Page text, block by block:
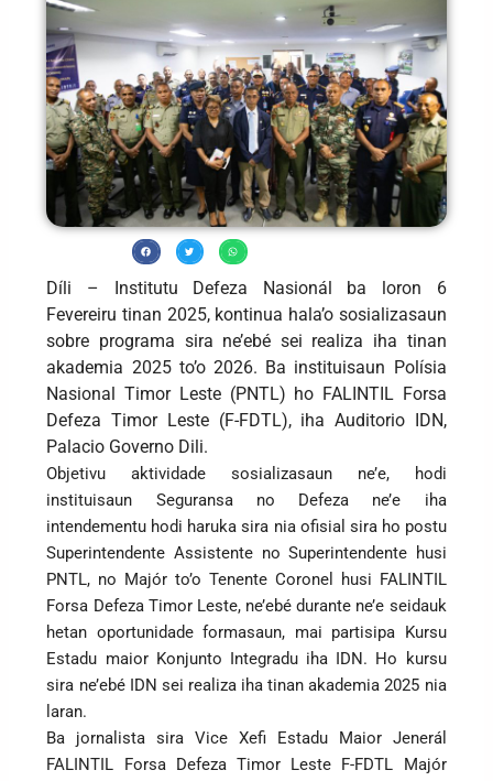
Díli – Institutu Defeza Nasionál ba loron 6
Fevereiru tinan 2025, kontinua hala’o sosializasaun
sobre programa sira ne’ebé sei realiza iha tinan
akademia 2025 to’o 2026. Ba instituisaun Polísia
Nasional Timor Leste (PNTL) ho FALINTIL Forsa
Defeza Timor Leste (F-FDTL), iha Auditorio IDN,
Palacio Governo Dili.
Objetivu aktividade sosializasaun ne’e, hodi
instituisaun Seguransa no Defeza ne’e iha
intendementu hodi haruka sira nia ofisial sira ho postu
Superintendente Assistente no Superintendente husi
PNTL, no Majór to’o Tenente Coronel husi FALINTIL
Forsa Defeza Timor Leste, ne’ebé durante ne’e seidauk
hetan oportunidade formasaun, mai partisipa Kursu
Estadu maior Konjunto Integradu iha IDN. Ho kursu
sira ne’ebé IDN sei realiza iha tinan akademia 2025 nia
laran.
Ba jornalista sira Vice Xefi Estadu Maior Jenerál
FALINTIL Forsa Defeza Timor Leste F-FDTL Majór